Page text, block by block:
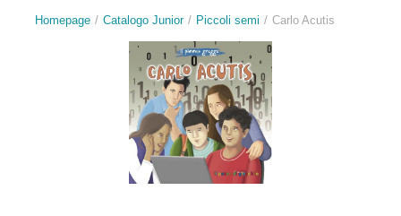
Homepage Catalogo Junior Piccoli semi Carlo Acutis